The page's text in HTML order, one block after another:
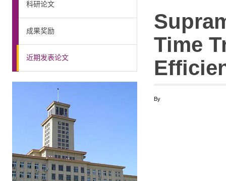
科研论文
成果奖励
近期发表论文
Time
By